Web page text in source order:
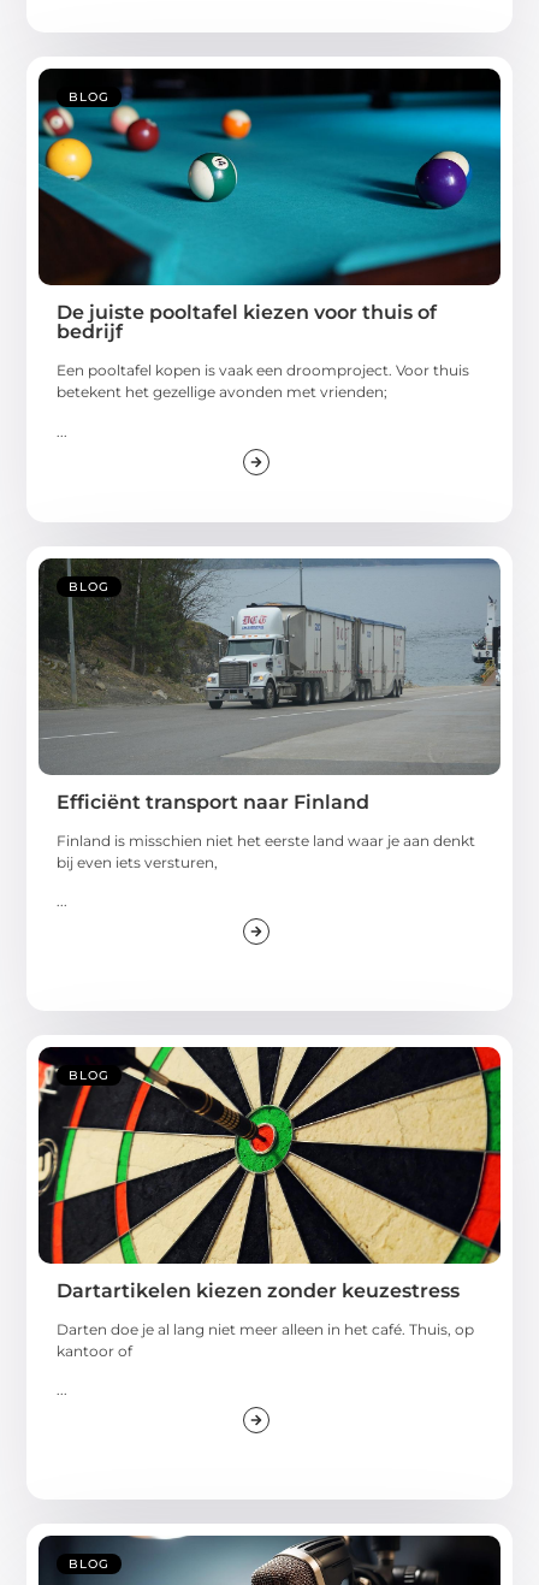
BLOG
De juiste pooltafel kiezen voor thuis of
bedrijf
Een pooltafel kopen is vaak een droomproject. Voor thuis
betekent het gezellige avonden met vrienden;
BLOG
Efficiënt transport naar Finland
Finland is misschien niet het eerste land waar je aan denkt
bij even iets versturen,
...
BLOG
Dartartikelen kiezen zonder keuzestress
Darten doe je al lang niet meer alleen in het café. Thuis, op
kantoor of
...
BLOG